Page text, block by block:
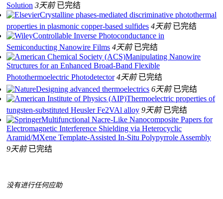
Solution 3天前 已完结
Crystalline phases-mediated discriminative photothermal
properties in plasmonic copper-based sulfides 4天前 已完结
Controllable Inverse Photoconductance in
Semiconducting Nanowire Films 4天前 已完结
Manipulating Nanowire
Structures for an Enhanced Broad-Band Flexible
Photothermoelectric Photodetector 4天前 已完结
Designing advanced thermoelectrics 6天前 已完结
Thermoelectric properties of
tungsten-substituted Heusler Fe2VAl alloy 9天前 已完结
Multifunctional Nacre-Like Nanocomposite Papers for
Electromagnetic Interference Shielding via Heterocyclic
Aramid/MXene Template-Assisted In-Situ Polypyrrole Assembly
9天前 已完结
没有进行任何应助